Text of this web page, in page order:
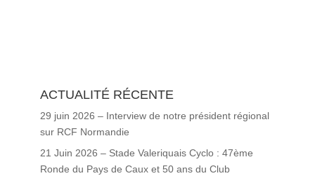
ACTUALITÉ RÉCENTE
29 juin 2026 – Interview de notre président régional
sur RCF Normandie
21 Juin 2026 – Stade Valeriquais Cyclo : 47ème
Ronde du Pays de Caux et 50 ans du Club